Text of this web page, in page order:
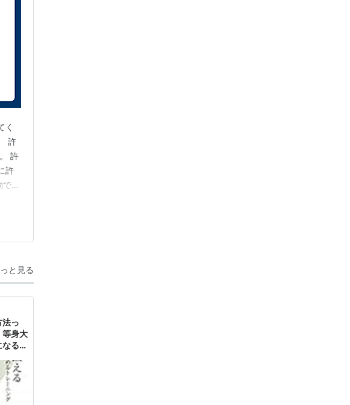
く
許
許
許
で
結
と見る
法っ
等身大
るた